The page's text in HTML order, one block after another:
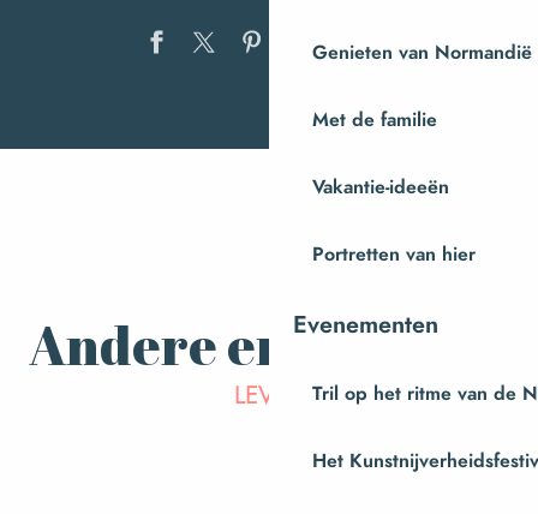
Genieten van Normandië
Met de familie
Vakantie-ideeën
Portretten van hier
Evenementen
Tril op het ritme van de
Het
Ajouter
We nemen je mee… voor een
dagje naar l’Étape en forêt
Andere ervaringen
LEVEN